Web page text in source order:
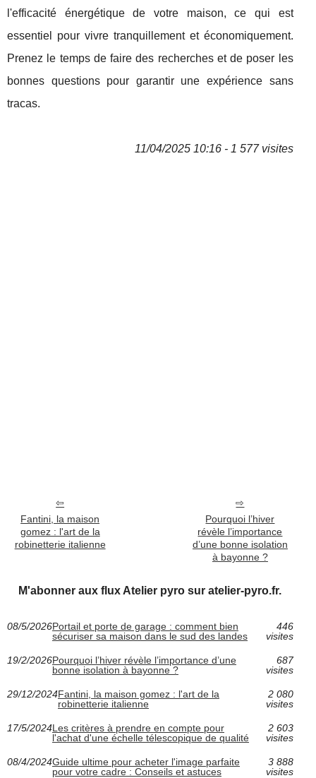
l'efficacité énergétique de votre maison, ce qui est
essentiel pour vivre tranquillement et économiquement.
Prenez le temps de faire des recherches et de poser les
bonnes questions pour garantir une expérience sans
tracas.
11/04/2025 10:16 - 1 577 visites
Fantini, la maison
gomez : l'art de la
robinetterie italienne
Pourquoi l’hiver
révèle l’importance
d’une bonne isolation
à bayonne ?
M'abonner aux flux Atelier pyro sur atelier-pyro.fr.
08/5/2026Portail et porte de garage : comment bien
sécuriser sa maison dans le sud des landes
446
visites
19/2/2026Pourquoi l’hiver révèle l’importance d’une
bonne isolation à bayonne ?
687
visites
29/12/2024Fantini, la maison gomez : l'art de la
robinetterie italienne
2 080
visites
17/5/2024Les critères à prendre en compte pour
l'achat d'une échelle télescopique de qualité
2 603
visites
08/4/2024Guide ultime pour acheter l'image parfaite
pour votre cadre : Conseils et astuces
3 888
visites